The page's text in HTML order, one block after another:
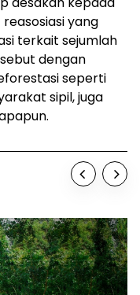
yang
terkait sejumlah
dengan
seperti
sipil, juga